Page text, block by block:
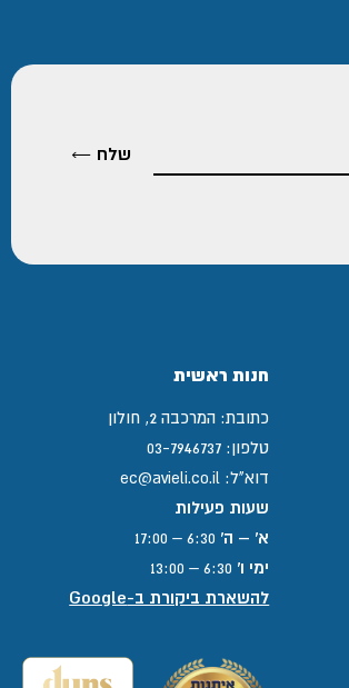
חנות ראשית
כתובת: המרכבה 2, חולון
טלפון: 03-7946737
דוא"ל: ec@avieli.co.il
שעות פעילות
א' – ה'
ימי ו'
להשארת ביקורת ב-Google